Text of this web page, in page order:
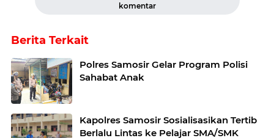
komentar
Berita Terkait
Polres Samosir Gelar Program Polisi
Sahabat Anak
Kapolres Samosir Sosialisasikan Tertib
Berlalu Lintas ke Pelajar SMA/SMK